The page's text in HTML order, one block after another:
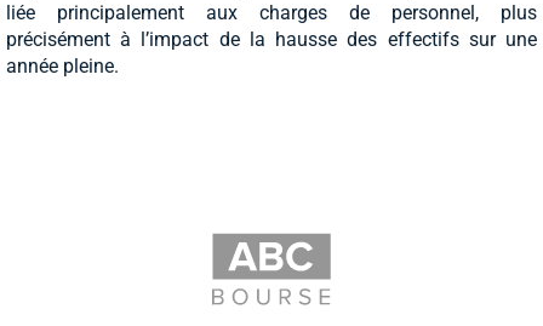
liée principalement aux charges de personnel, plus
précisément à l’impact de la hausse des effectifs sur une
année pleine.